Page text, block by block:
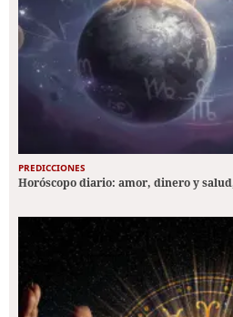
PREDICCIONES
Horóscopo diario: amor, dinero y